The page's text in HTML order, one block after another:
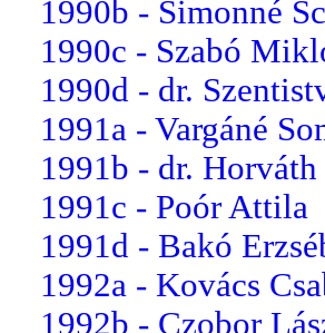
1990b - Simonné
1990c - Szabó
1990d - dr.
1991a - Vargáné
1991b - dr. Horváth
1991c - Poór Attila
1991d - Bakó
1992a - Kovács
1992b - Czobor